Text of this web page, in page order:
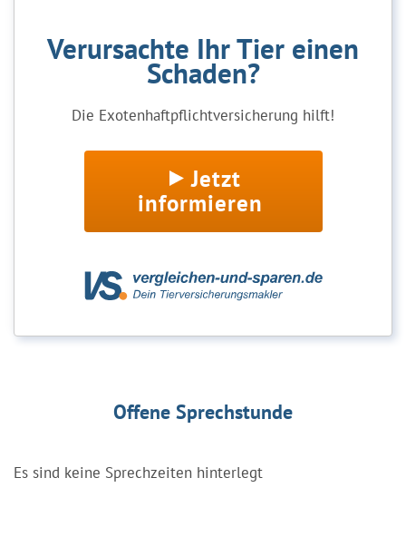
Verursachte Ihr Tier einen
Schaden?
Die Exotenhaftpflichtversicherung hilft!
Jetzt
informieren
Offene Sprechstunde
Es sind keine Sprechzeiten hinterlegt